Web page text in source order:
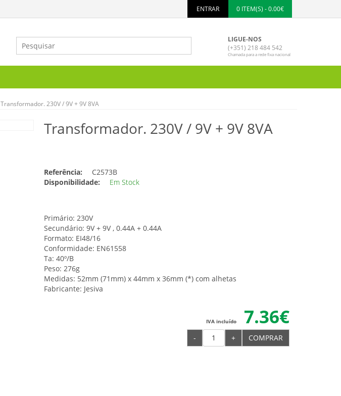
ENTRAR 0 ITEM(S) - 0.00€
LIGUE-NOS
(+351) 218 484 542
Chamada para a rede fixa nacional
Transformador. 230V / 9V + 9V 8VA
Transformador. 230V / 9V + 9V 8VA
Referência:
C2573B
Disponibilidade:
Em Stock
Primário: 230V
Secundário: 9V + 9V , 0.44A + 0.44A
Formato: EI48/16
Conformidade: EN61558
Ta: 40º/B
Peso: 276g
Medidas: 52mm (71mm) x 44mm x 36mm (*) com alhetas
Fabricante: Jesiva
7.36€
IVA incluído
- + COMPRAR